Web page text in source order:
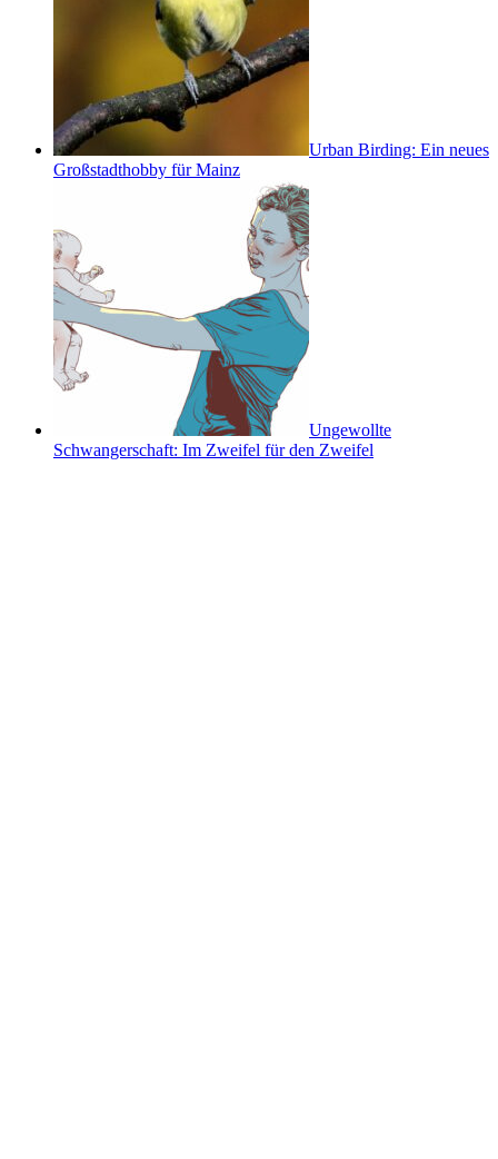
Urban Birding: Ein neues
Großstadthobby für Mainz
Ungewollte
Schwangerschaft: Im Zweifel für den Zweifel